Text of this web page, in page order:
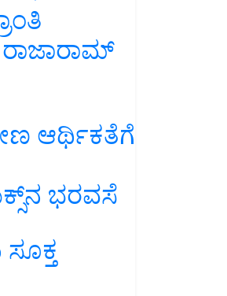
ರಾಜಾರಾಮ್
ಆರ್ಥಿಕತೆಗೆ
ಭರವಸೆ